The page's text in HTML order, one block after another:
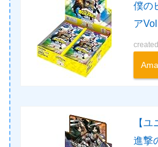
僕の
ア
【
進撃